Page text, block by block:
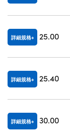
詳細規格 25.00
詳細規格 25.40
詳細規格 30.00